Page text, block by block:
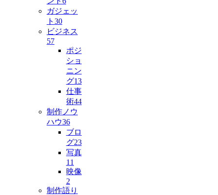
ガジェッ
ト 30
ビジネス
57
ポジ
ショ
ニン
グ13
仕事
術44
制作ノウ
ハウ36
ブロ
グ23
写真
11
映像
2
制作語り